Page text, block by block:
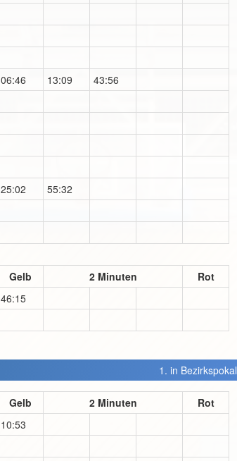
06:46 13:09
43:56
25:02
55:32
Gelb 2 Minuten
Rot
46:15
1. in Bezirkspokal
Gelb 2 Minuten
Rot
10:53